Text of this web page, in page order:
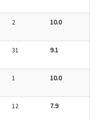
2 10.0
31 9.1
1 10.0
12 7.9